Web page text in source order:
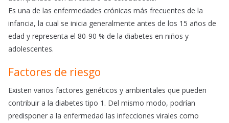
Es una de las enfermedades crónicas más frecuentes de la
infancia, la cual se inicia generalmente antes de los 15 años de
edad y representa el 80-90 % de la diabetes en niños y
adolescentes.
Factores de riesgo
Existen varios factores genéticos y ambientales que pueden
contribuir a la diabetes tipo 1. Del mismo modo, podrían
predisponer a la enfermedad las infecciones virales como